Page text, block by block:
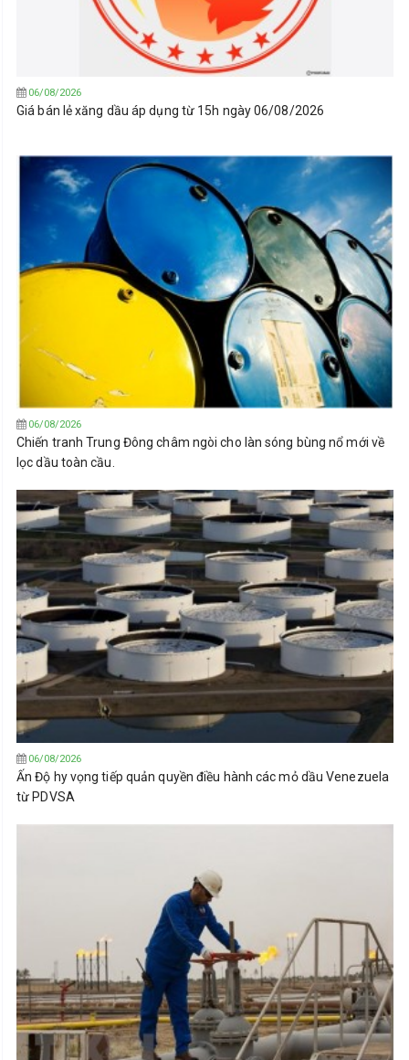
06/08/2026
Giá bán lẻ xăng dầu áp dụng từ 15h ngày 06/08/2026
06/08/2026
Chiến tranh Trung Đông châm ngòi cho làn sóng bùng nổ mới về
lọc dầu toàn cầu.
06/08/2026
Ấn Độ hy vọng tiếp quản quyền điều hành các mỏ dầu Venezuela
từ PDVSA